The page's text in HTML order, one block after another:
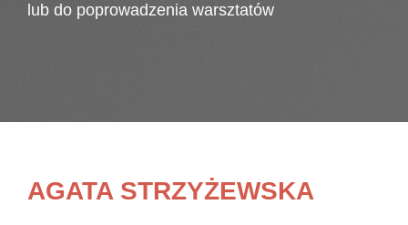
lub do poprowadzenia warsztatów
AGATA STRZYŻEWSKA